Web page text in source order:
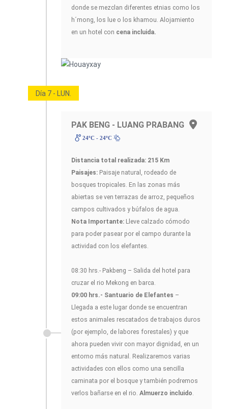
donde se mezclan diferentes etnias como los
h´mong, los lue o los khamou. Alojamiento
en un hotel con cena incluida.
Día 7 - LUN.
PAK BENG - LUANG PRABANG
24ºC - 24ºC
Distancia total realizada: 215 Km
Paisajes: Paisaje natural, rodeado de
bosques tropicales. En las zonas más
abiertas se ven terrazas de arroz, pequeños
campos cultivados y búfalos de agua.
Nota Importante: Lleve calzado cómodo
para poder pasear por el campo durante la
actividad con los elefantes.
08:30 hrs.- Pakbeng – Salida del hotel para
cruzar el rio Mekong en barca.
09:00 hrs.- Santuario de Elefantes –
Llegada a este lugar donde se encuentran
estos animales rescatados de trabajos duros
(por ejemplo, de labores forestales) y que
ahora pueden vivir con mayor dignidad, en un
entorno más natural. Realizaremos varias
actividades con ellos como una sencilla
caminata por el bosque y también podremos
verlos bañarse en el rio. Almuerzo incluido